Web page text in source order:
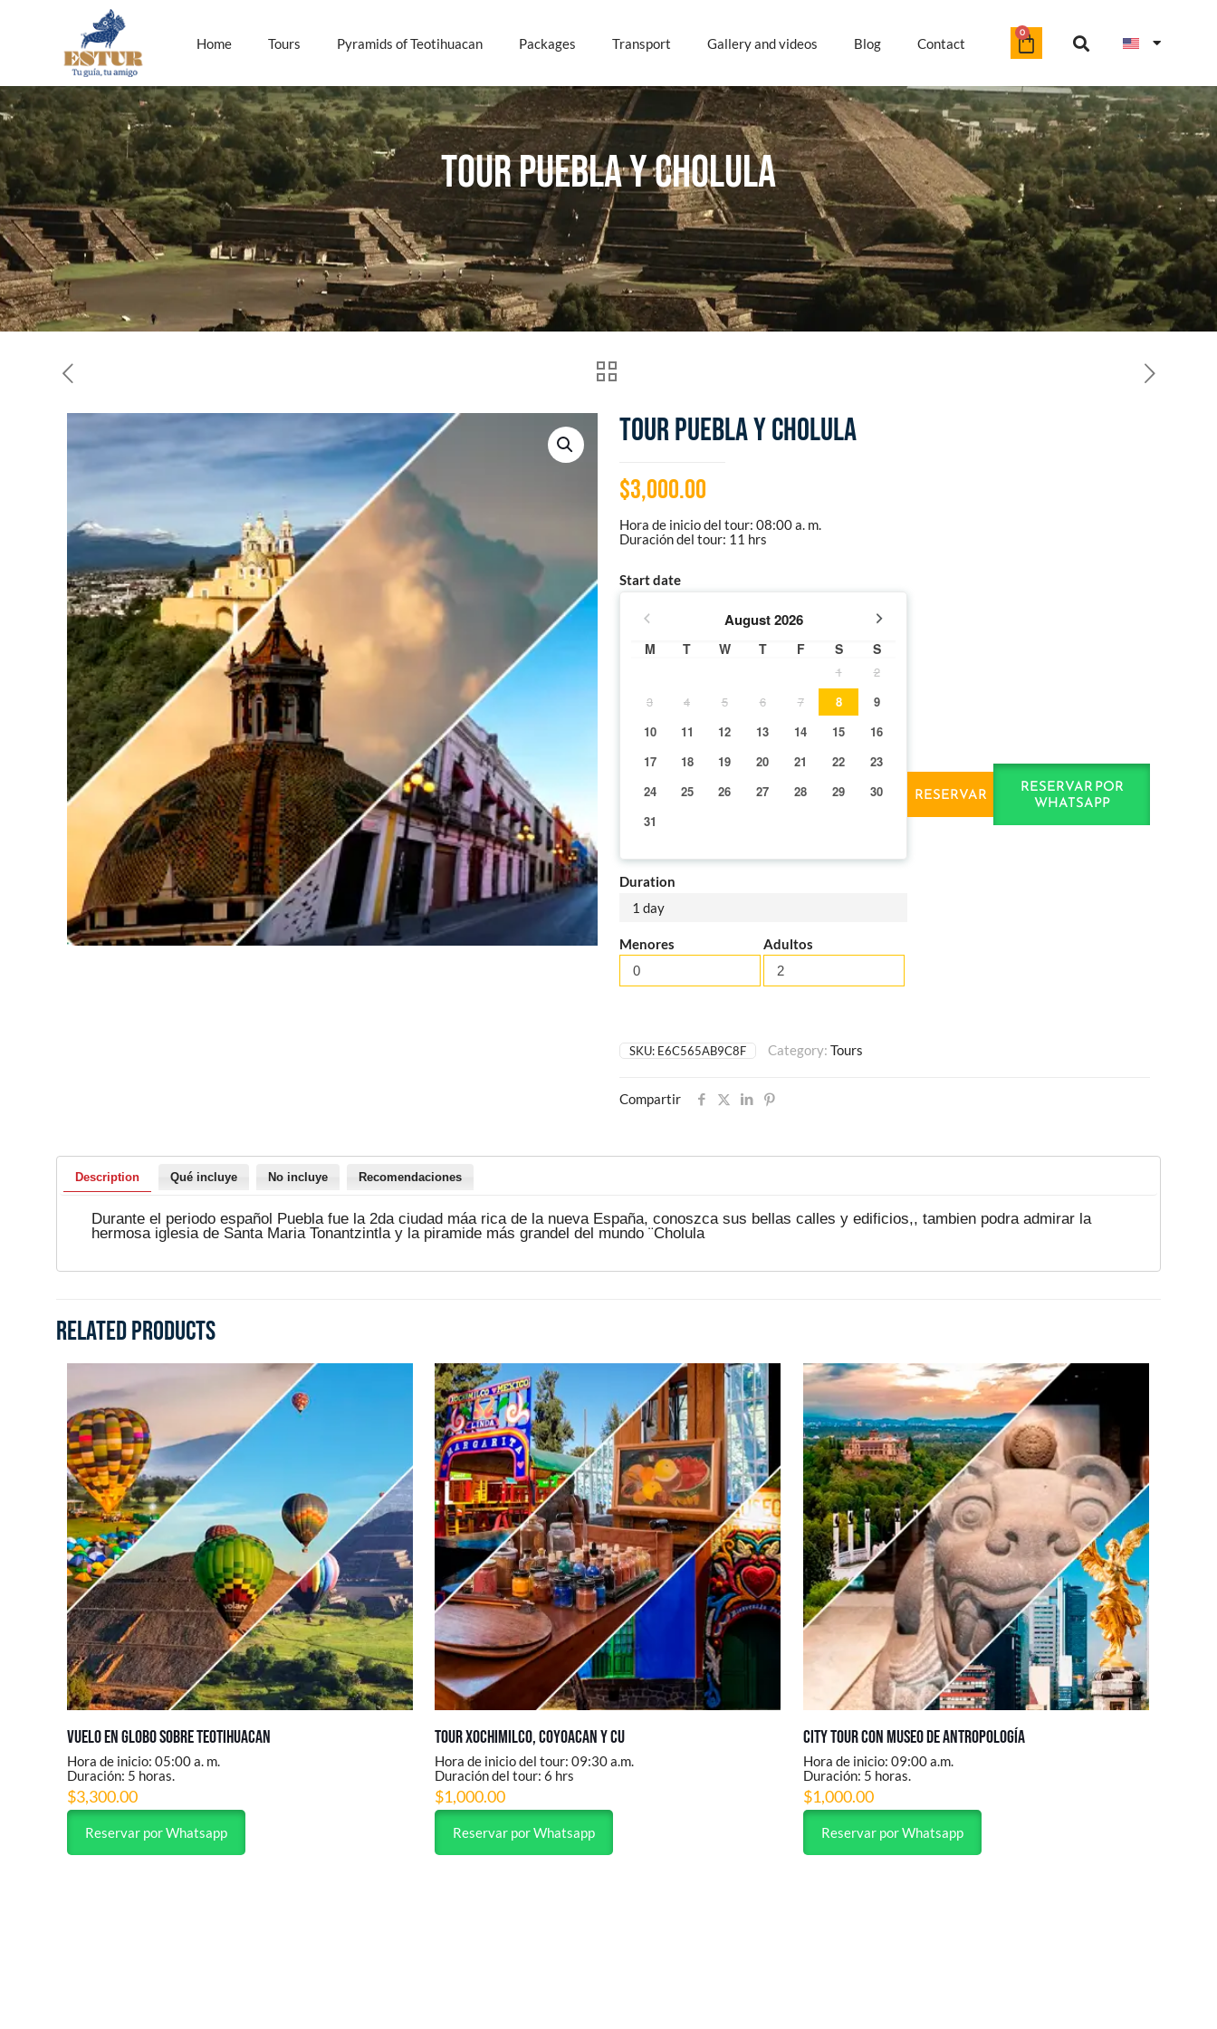
Home Tours Pyramids of Teotihuacan Packages Transport Gallery and videos Blog Contact
0
Tour Puebla y cholula
Tour Puebla y cholula
$3,000.00
Hora de inicio del tour: 08:00 a. m.
Duración del tour: 11 hrs
Start date
August 2026
M T W T F S S
1
2
3
4 5 6 7 8
9
10
11 12 13 14 15
16
17
18 19 20 21 22
23
24
25 26 27 28 29
30
31
Duration
1 day
Menores Adultos
RESERVAR RESERVAR POR
WHATSAPP
SKU: E6C565AB9C8F Category: Tours
Compartir
Description Qué incluye No incluye Recomendaciones
Durante el periodo español Puebla fue la 2da ciudad máa rica de la nueva España, conoszca sus bellas calles y edificios,, tambien podra admirar la
hermosa iglesia de Santa Maria Tonantzintla y la piramide más grandel del mundo ¨Cholula
Related products
Vuelo en Globo sobre Teotihuacan
Hora de inicio: 05:00 a. m.
Duración: 5 horas.
$3,300.00
Reservar por Whatsapp
Tour Xochimilco, Coyoacan y CU
Hora de inicio del tour: 09:30 a.m.
Duración del tour: 6 hrs
$1,000.00
Reservar por Whatsapp
City Tour con Museo de Antropología
Hora de inicio: 09:00 a.m.
Duración: 5 horas.
$1,000.00
Reservar por Whatsapp